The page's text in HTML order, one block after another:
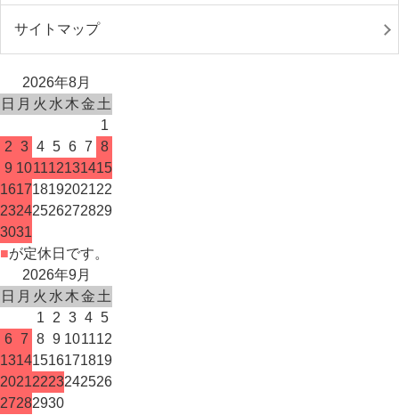
サイトマップ
2026年8月
日 月 火 水 木金 土
1
2 3 4 5 6 7 8
9 101112131415
16171819202122
23242526272829
3031
■が定休日です。
2026年9月
日 月 火 水 木金 土
1
2 3 4 5
6 7 8 9 101112
13141516171819
20212223242526
27282930